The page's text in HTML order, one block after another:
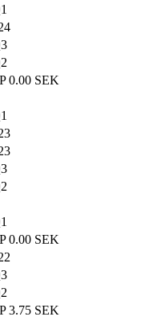
0.00 SEK
0.00 SEK
3.75 SEK